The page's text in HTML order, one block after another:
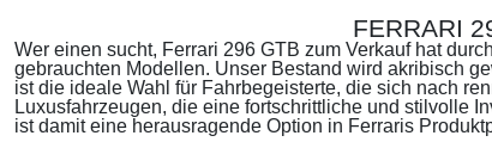
FERRARI
Wer einen sucht, Ferrari 296 GTB zum Verkauf hat
gebrauchten Modellen. Unser Bestand wird akribisch
ist die ideale Wahl für Fahrbegeisterte, die sich nach
Luxusfahrzeugen, die eine fortschrittliche und stilvolle
ist damit eine herausragende Option in Ferraris